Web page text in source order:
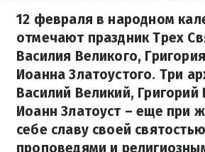
12 февраля в народном
отмечают праздник Трех
Василия Великого,
Иоанна Златоустого. Три
Василий Великий, Григорий
Иоанн Златоуст – еще при
себе славу своей
проповедями и